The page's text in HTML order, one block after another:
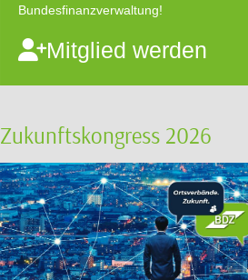
Bundesfinanzverwaltung!
Mitglied werden
Zukunftskongress 2026